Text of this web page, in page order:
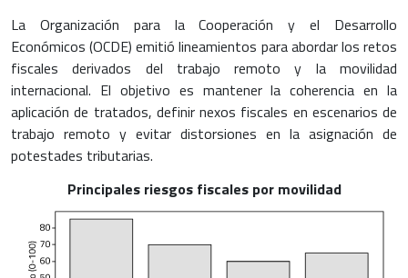
La Organización para la Cooperación y el Desarrollo
Económicos (OCDE) emitió lineamientos para abordar los retos
fiscales derivados del trabajo remoto y la movilidad
internacional. El objetivo es mantener la coherencia en la
aplicación de tratados, definir nexos fiscales en escenarios de
trabajo remoto y evitar distorsiones en la asignación de
potestades tributarias.
Principales riesgos fiscales por movilidad